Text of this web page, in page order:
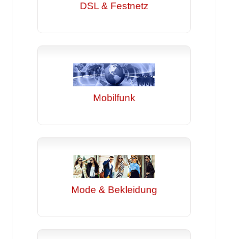
DSL & Festnetz
Mobilfunk
Mode & Bekleidung